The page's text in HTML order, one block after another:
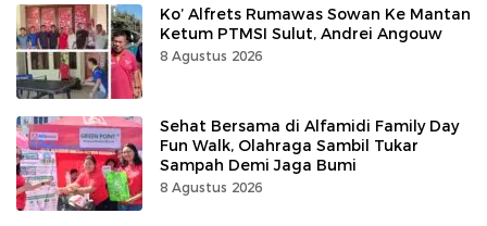
Ko’ Alfrets Rumawas Sowan Ke Mantan
Ketum PTMSI Sulut, Andrei Angouw
8 Agustus 2026
Sehat Bersama di Alfamidi Family Day
Fun Walk, Olahraga Sambil Tukar
Sampah Demi Jaga Bumi
8 Agustus 2026